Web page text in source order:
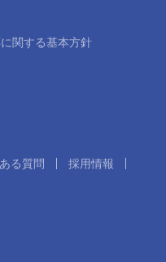
関する基本方針
る質問
採用情報